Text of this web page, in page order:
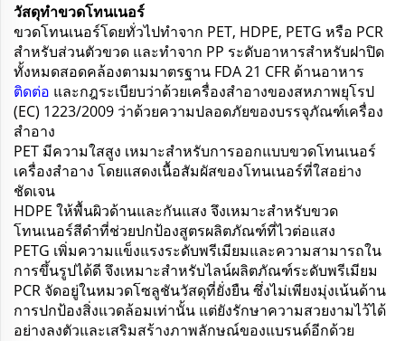
วัสดุทำขวดโทนเนอร์
ขวดโทนเนอร์โดยทั่วไปทำจาก PET, HDPE, PETG หรือ PCR
สำหรับส่วนตัวขวด และทำจาก PP ระดับอาหารสำหรับฝาปิด
ทั้งหมดสอดคล้องตามมาตรฐาน FDA 21 CFR ด้านอาหาร
ติดต่อ และกฎระเบียบว่าด้วยเครื่องสำอางของสหภาพยุโรป
(EC) 1223/2009 ว่าด้วยความปลอดภัยของบรรจุภัณฑ์เครื่อง
สำอาง
PET มีความใสสูง เหมาะสำหรับการออกแบบขวดโทนเนอร์
เครื่องสำอาง โดยแสดงเนื้อสัมผัสของโทนเนอร์ที่ใสอย่าง
ชัดเจน
HDPE ให้พื้นผิวด้านและกันแสง จึงเหมาะสำหรับขวด
โทนเนอร์สีดำที่ช่วยปกป้องสูตรผลิตภัณฑ์ที่ไวต่อแสง
PETG เพิ่มความแข็งแรงระดับพรีเมียมและความสามารถใน
การขึ้นรูปได้ดี จึงเหมาะสำหรับไลน์ผลิตภัณฑ์ระดับพรีเมียม
PCR จัดอยู่ในหมวดโซลูชันวัสดุที่ยั่งยืน ซึ่งไม่เพียงมุ่งเน้นด้าน
การปกป้องสิ่งแวดล้อมเท่านั้น แต่ยังรักษาความสวยงามไว้ได้
อย่างลงตัวและเสริมสร้างภาพลักษณ์ของแบรนด์อีกด้วย